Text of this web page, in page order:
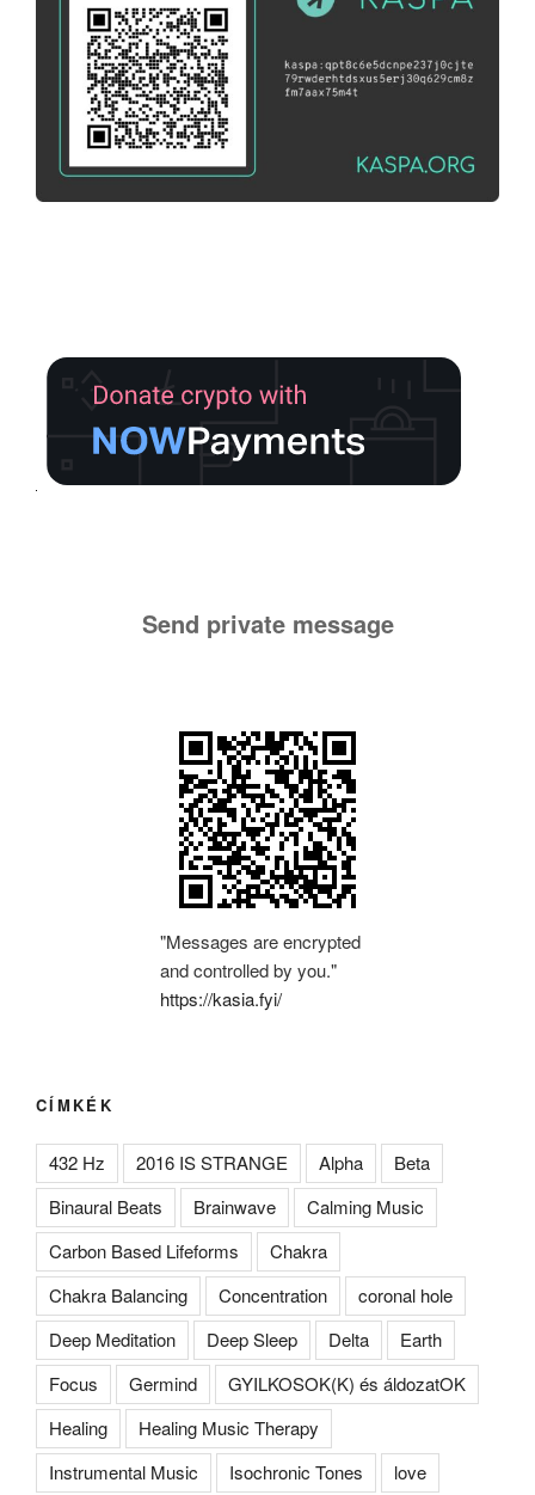
Send private message
"Messages are encrypted
and controlled by you."
https://kasia.fyi/
CÍMKÉK
432 Hz 2016 IS STRANGE Alpha
Beta
Binaural Beats
Brainwave
Calming Music
Carbon Based Lifeforms
Chakra
Chakra Balancing
Concentration
coronal hole
Deep Meditation
Deep Sleep Delta
Earth
Focus
Germind
GYILKOSOK(K) és áldozatOK
Healing
Healing Music Therapy
Instrumental Music
Isochronic Tones love